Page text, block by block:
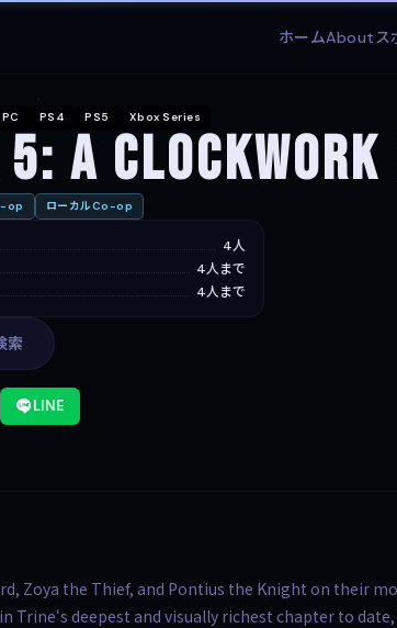
ホームAboutス
PC PS4 PS5 Xbox Series
A Clockwork
op ローカルCo-op
4人
4人まで
4人まで
索
LINE
Zoya the Thief, and Pontius the Knight on their
Trine‘s deepest and visually richest chapter to